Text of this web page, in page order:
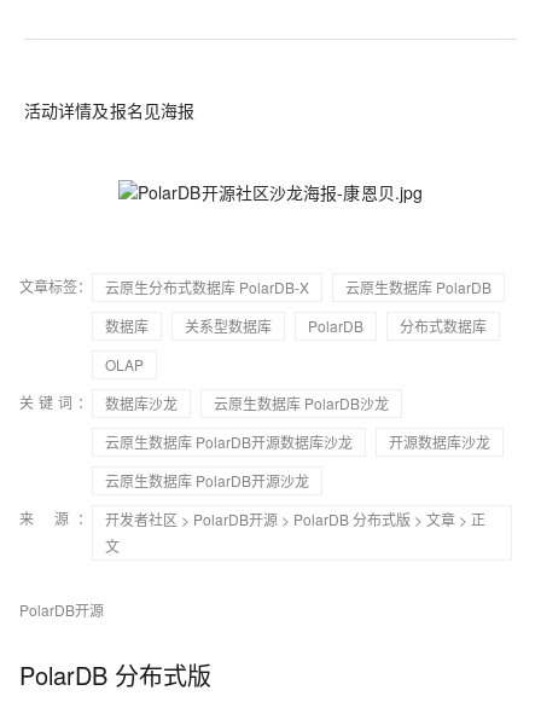
活动详情及报名见海报
文章标签： 云原生分布式数据库 PolarDB-X
云原生数据库 PolarDB
数据库
关系型数据库 PolarDB
分布式数据库
OLAP
关键词：
数据库沙龙
云原生数据库 PolarDB沙龙
云原生数据库 PolarDB开源数据库沙龙
开源数据库沙龙
云原生数据库 PolarDB开源沙龙
来 源：
开发者社区 > PolarDB开源 > PolarDB 分布式版 > 文章 > 正
文
PolarDB开源
PolarDB 分布式版